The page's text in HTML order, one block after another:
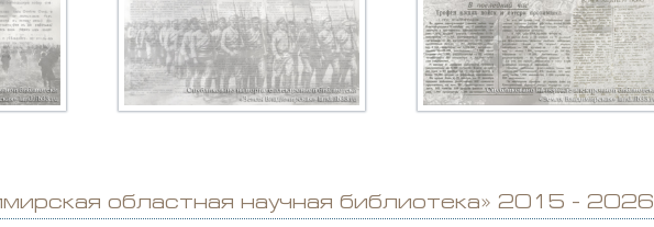
областная научная библиотека» 2015 - 2026